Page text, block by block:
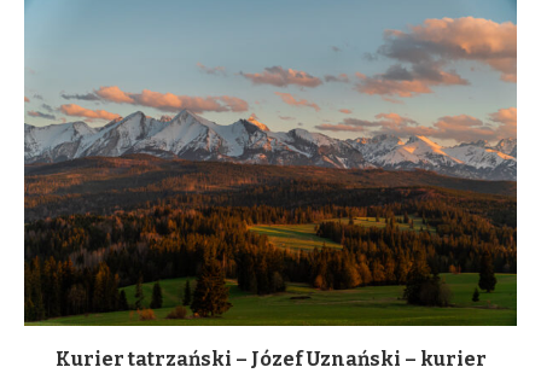
Kurier tatrzański – Józef Uznański – kurier